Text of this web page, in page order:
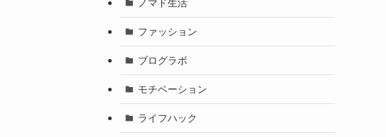
ファッション
ブログラボ
モチベーション
ライフハック